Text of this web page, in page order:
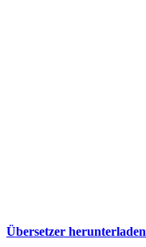
Übersetzer herunterladen